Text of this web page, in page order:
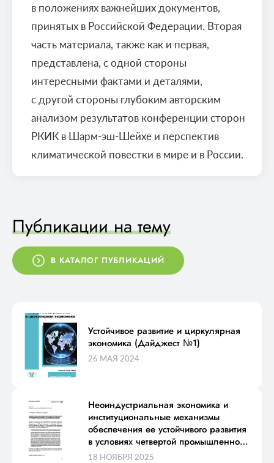
в положениях важнейших документов,
принятых в Российской Федерации. Вторая
часть материала, также как и первая,
представлена, с одной стороны
интересными фактами и деталями,
с другой стороны глубоким авторским
анализом результатов конференции сторон
РКИК в Шарм-эш-Шейхе и перспектив
климатической повестки в мире и в России.
Публикации на тему
В КАТАЛОГ ПУБЛИКАЦИЙ
Устойчивое развитие и циркулярная
экономика (Дайджест №1)
26 МАЯ 2024
Неоиндустриальная экономика и
институциональные механизмы
обеспечения ее устойчивого развития
в условиях четвертой промышленной
революции
18 НОЯБРЯ 2025